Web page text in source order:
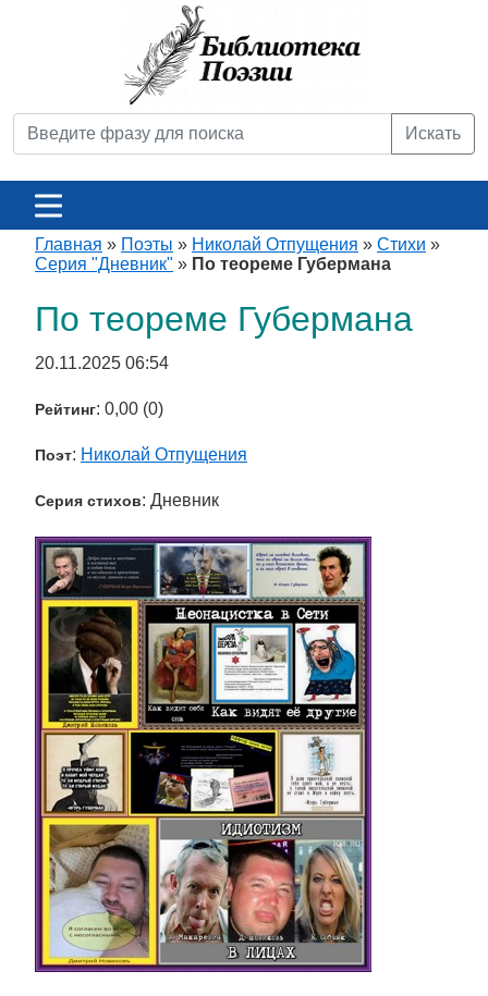
Искать
Главная » Поэты » Николай Отпущения » Стихи »
Серия "Дневник" » По теореме Губермана
По теореме Губермана
20.11.2025 06:54
Рейтинг: 0,00 (0)
Поэт: Николай Отпущения
Серия стихов: Дневник